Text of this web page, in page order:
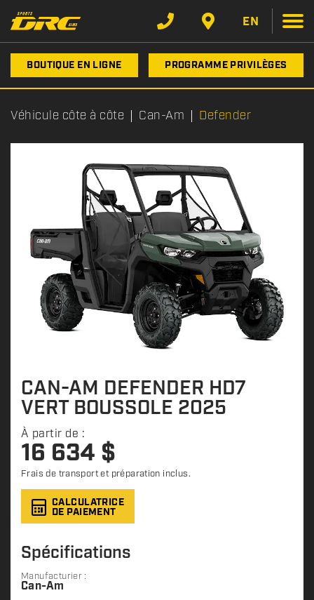
EN
BOUTIQUE EN LIGNE PROGRAMME PRIVILÈGES
Véhicule côte à côte Can-Am Defender
CAN-AM DEFENDER HD7
VERT BOUSSOLE 2025
À partir de :
16 634 $
Frais de transport et préparation inclus.
CALCULATRICE
DE PAIEMENT
Spécifications
Manufacturier :
Can-Am